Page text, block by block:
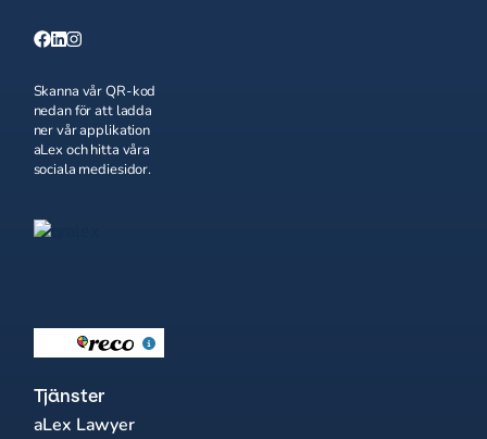
Skanna vår QR-kod
nedan för att ladda
ner vår applikation
aLex och hitta våra
sociala mediesidor.
Tjänster
aLex Lawyer